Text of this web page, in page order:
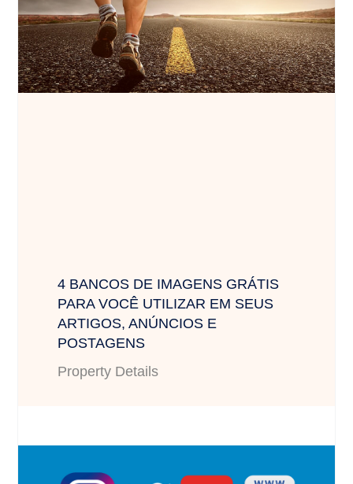
4 BANCOS DE IMAGENS GRÁTIS
PARA VOCÊ UTILIZAR EM SEUS
ARTIGOS, ANÚNCIOS E
POSTAGENS
Property Details